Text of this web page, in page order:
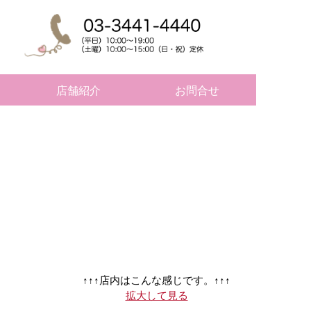
店舗紹介 お問合せ
↑↑↑店内はこんな感じです。↑↑↑
拡大して見る